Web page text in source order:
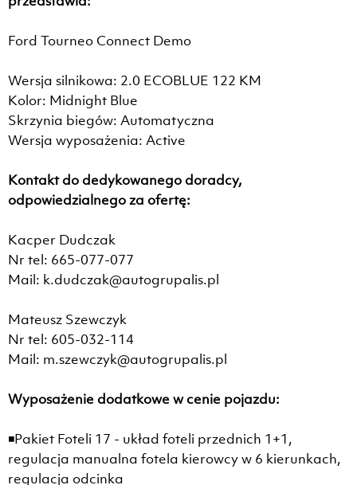
Ford Tourneo Connect Demo
Wersja silnikowa: 2.0 ECOBLUE 122 KM
Kolor: Midnight Blue
Skrzynia biegów: Automatyczna
Wersja wyposażenia: Active
Kontakt do dedykowanego doradcy,
odpowiedzialnego za ofertę:
Kacper Dudczak
Nr tel: 665-077-077
Mail: k.dudczak@autogrupalis.pl
Mateusz Szewczyk
Nr tel: 605-032-114
Mail: m.szewczyk@autogrupalis.pl
Wyposażenie dodatkowe w cenie pojazdu:
◾Pakiet Foteli 17 - układ foteli przednich 1+1,
regulacja manualna fotela kierowcy w 6 kierunkach,
regulacja odcinka